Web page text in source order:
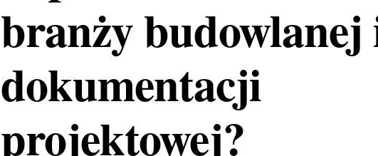
branży budowlanej
dokumentacji
projektowej?